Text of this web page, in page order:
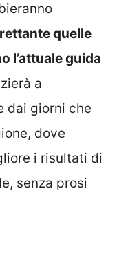
quelle
l’attuale guida
a
dai giorni che
dove
i risultati di
senza prosi